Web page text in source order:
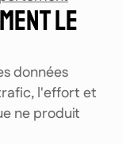
LE
données
l'effort et
ne produit